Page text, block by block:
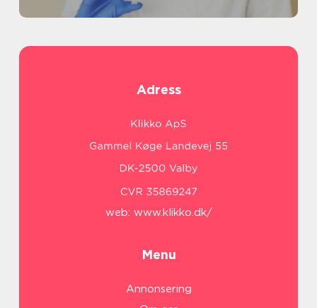
Adress
web: www.klikko.dk/
Menu
Annonsering